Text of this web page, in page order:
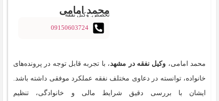
محمد امامی
تخصص: وکیل نفقه
09150603724
محمد امامی، وکیل نفقه در مشهد، با تجربه قابل توجه در پرونده‌های
خانواده، توانسته در دعاوی مختلف نفقه عملکرد موفقی داشته باشد.
ایشان با بررسی دقیق شرایط مالی و خانوادگی، تنظیم